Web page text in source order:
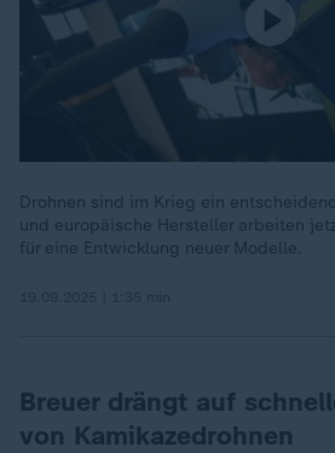
Drohnen sind im Krieg ein
und europäische Hersteller arbeiten
für eine Entwicklung neuer Modelle.
Breuer drängt auf
von Kamikazedrohnen